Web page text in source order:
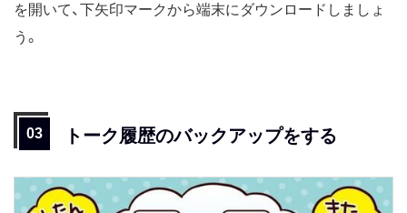
を開いて、下矢印マークから端末にダウンロードしましょ
う。
トーク履歴のバックアップをする